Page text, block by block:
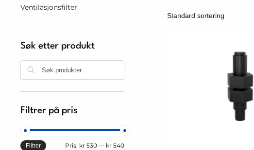
Ventilasjonsfilter
Søk etter produkt
Filtrer på pris
Filtrer Pris: kr 530 — kr 540